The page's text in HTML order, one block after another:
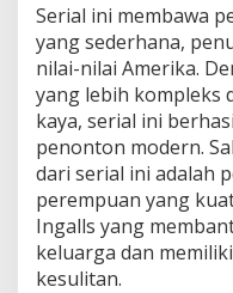
Serial ini membawa
yang sederhana,
nilai-nilai Amerika.
yang lebih kompleks
kaya, serial ini
penonton modern.
dari serial ini adalah
perempuan yang
Ingalls yang
keluarga dan
kesulitan.